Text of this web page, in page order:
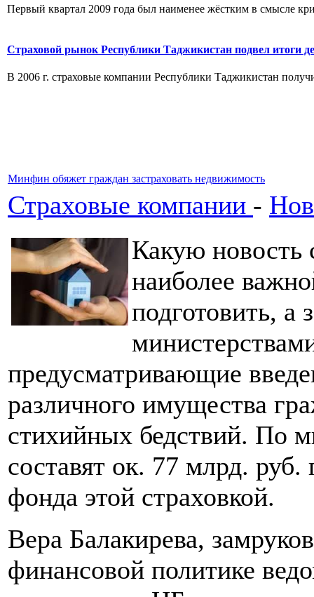
Первый квартал 2009 года был наименее жёстким в смысле
Страховой рынок Республики Таджикистан подвел итоги
В 2006 г. страховые компании Республики Таджикистан
Минфин обяжет граждан застраховать недвижимость
Страховые компании -
Какую новость
наиболее
подготовить, а
предусматривающие
различного имущества
стихийных бедствий. По
составят ок. 77 млрд.
фонда этой страховкой.
Вера Балакирева,
финансовой политике